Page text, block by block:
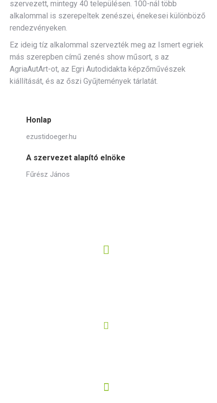
szervezett, mintegy 40 településen. 100-nál több
alkalommal is szerepeltek zenészei, énekesei különböző
rendezvényeken.
Ez ideig tíz alkalommal szervezték meg az Ismert egriek
más szerepben című zenés show műsort, s az
AgriaAutArt-ot, az Egri Autodidakta képzőművészek
kiállítását, és az őszi Gyűjtemények tárlatát.
Honlap
ezustidoeger.hu
A szervezet alapító elnöke
Fűrész János